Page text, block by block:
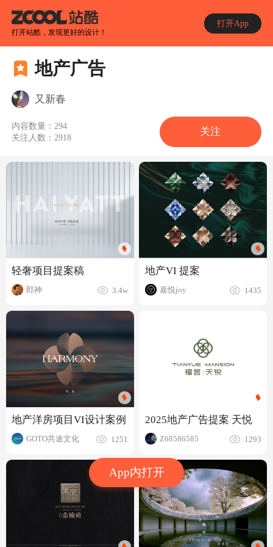
打开站酷，发现更好的设计！
打开App
App内打开
地产广告
又新春
内容数量： 294
关注人数： 2918
关注
轻奢项目提案稿
郎神 3.4w
地产洋房项目VI设计案例
GOTO共途文化 1251
地产VI 提案
嘉悦joy 1435
2025地产广告提案 天悦
Z68586585 1293